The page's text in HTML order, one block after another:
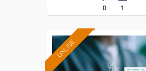
0 1
ONLINE
Formación 100%